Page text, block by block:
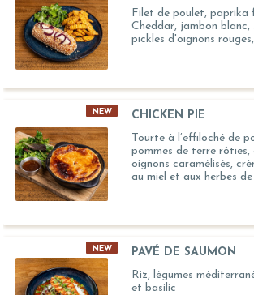
Filet de poulet, paprika
Cheddar, jambon
pickles d'oignons
NEW CHICKEN PIE
Tourte à l’effiloché de
pommes de terre rôties,
oignons caramélisés,
au miel et aux herbes
NEW PAVÉ DE SAUMON
Riz, légumes
et basilic